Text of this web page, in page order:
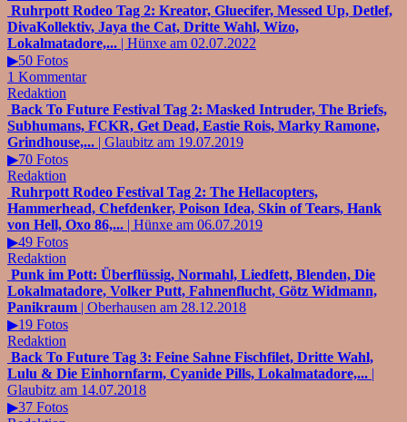
Ruhrpott Rodeo Tag 2: Kreator, Gluecifer, Messed Up, Detlef,
DivaKollektiv, Jaya the Cat, Dritte Wahl, Wizo,
Lokalmatadore,... | Hünxe am 02.07.2022
▶50 Fotos
1 Kommentar
Redaktion
Back To Future Festival Tag 2: Masked Intruder, The Briefs,
Subhumans, FCKR, Get Dead, Eastie Rois, Marky Ramone,
Grindhouse,... | Glaubitz am 19.07.2019
▶70 Fotos
Redaktion
Ruhrpott Rodeo Festival Tag 2: The Hellacopters,
Hammerhead, Chefdenker, Poison Idea, Skin of Tears, Hank
von Hell, Oxo 86,... | Hünxe am 06.07.2019
▶49 Fotos
Redaktion
Punk im Pott: Überflüssig, Normahl, Liedfett, Blenden, Die
Lokalmatadore, Volker Putt, Fahnenflucht, Götz Widmann,
Panikraum | Oberhausen am 28.12.2018
▶19 Fotos
Redaktion
Back To Future Tag 3: Feine Sahne Fischfilet, Dritte Wahl,
Lulu & Die Einhornfarm, Cyanide Pills, Lokalmatadore,... |
Glaubitz am 14.07.2018
▶37 Fotos